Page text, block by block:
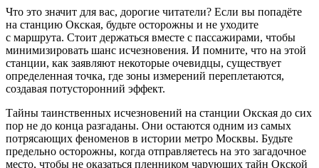
Что это значит для вас, дорогие читатели? Если вы попадёте
на станцию Окская, будьте осторожны и не уходите
с маршрута. Стоит держаться вместе с пассажирами, чтобы
минимизировать шанс исчезновения. И помните, что на этой
станции, как заявляют некоторые очевидцы, существует
определенная точка, где зоны измерений переплетаются,
создавая потусторонний эффект.
Тайны таинственных исчезновений на станции Окская до сих
пор не до конца разгаданы. Они остаются одним из самых
потрясающих феноменов в истории метро Москвы. Будьте
предельно осторожны, когда отправляетесь на это загадочное
место, чтобы не оказаться пленником чарующих тайн Окской